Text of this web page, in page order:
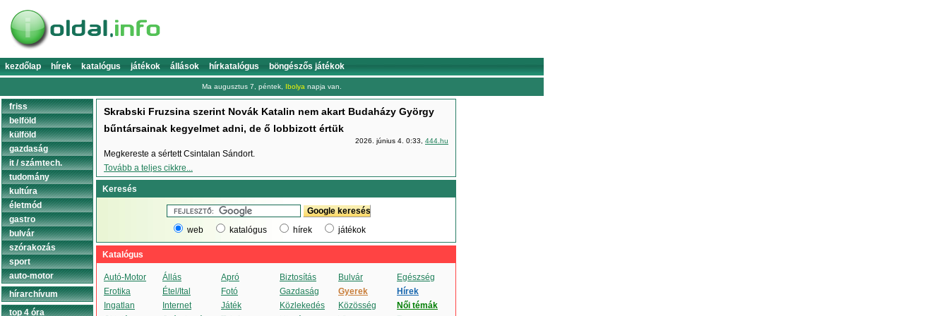
kezdőlap hírek katalógus játékok állások hírkatalógus böngészős játékok
Ma augusztus 7, péntek, Ibolya napja van.
Skrabski Fruzsina szerint Novák Katalin nem akart Budaházy György
bűntársainak kegyelmet adni, de ő lobbizott értük
2026. június 4. 0:33, 444.hu
Megkereste a sértett Csintalan Sándort.
Tovább a teljes cikkre...
Keresés
web katalógus hírek játékok
Katalógus
Autó-Motor Állás Apró Biztosítás Bulvár
Egészség
Erotika
Étel/Ital Fotó Gazdaság Gyerek
Hírek
Ingatlan
Internet Játék Közlekedés Közösség
Női témák
friss
belföld
külföld
gazdaság
it / számtech.
tudomány
kultúra
életmód
gastro
bulvár
szórakozás
sport
auto-motor
hírarchívum
top 4 óra